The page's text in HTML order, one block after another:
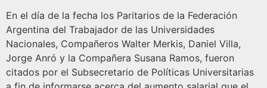
En el día de la fecha los Paritarios de la Federación
Argentina del Trabajador de las Universidades
Nacionales, Compañeros Walter Merkis, Daniel Villa,
Jorge Anró y la Compañera Susana Ramos, fueron
citados por el Subsecretario de Políticas Universitarias